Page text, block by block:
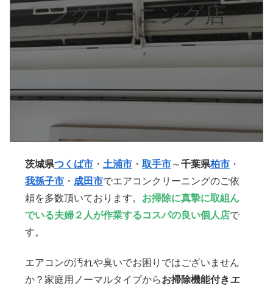
ンクリーニング店
茨城県つくば市 ・ 土浦市 ・ 取手市～千葉県柏市 ・
我孫子市 ・ 成田市でエアコンクリーニングのご依
頼を多数頂いております。 お掃除に真摯に取組ん
でいる夫婦２人が作業するコスパの良い個人店で
す。
エアコンの汚れや臭いでお困りではございません
か？家庭用ノーマルタイプからお掃除機能付きエ